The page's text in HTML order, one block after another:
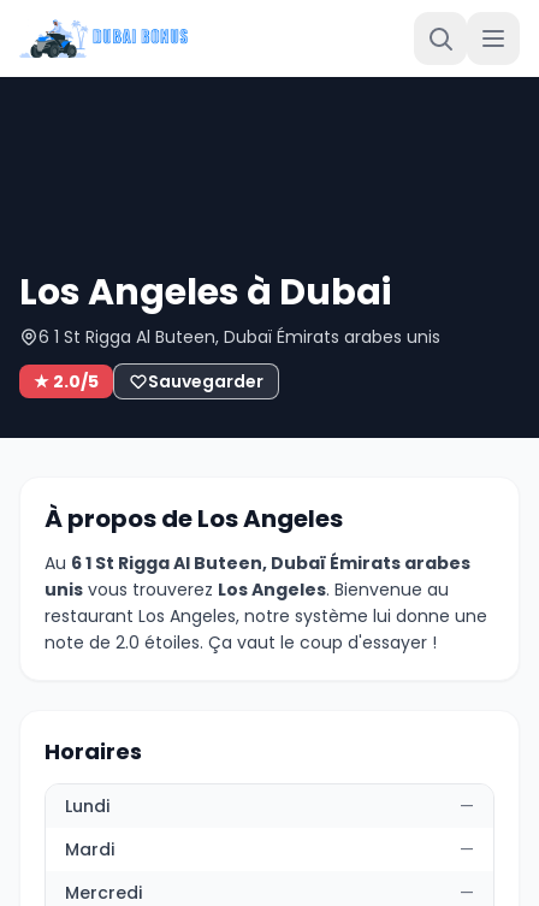
Los Angeles à Dubai
6 1 St Rigga Al Buteen, Dubaï Émirats arabes unis
★ 2.0/5
Sauvegarder
À propos de Los Angeles
Au 6 1 St Rigga Al Buteen, Dubaï Émirats arabes
unis vous trouverez Los Angeles. Bienvenue au
restaurant Los Angeles, notre système lui donne une
note de 2.0 étoiles. Ça vaut le coup d'essayer !
Horaires
Lundi
—
Mardi
—
Mercredi
—